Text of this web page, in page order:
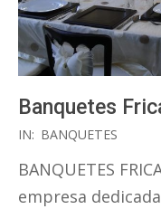
Banquetes
2022-
01-
18
IN: BANQUETES
BANQUETES
empresa